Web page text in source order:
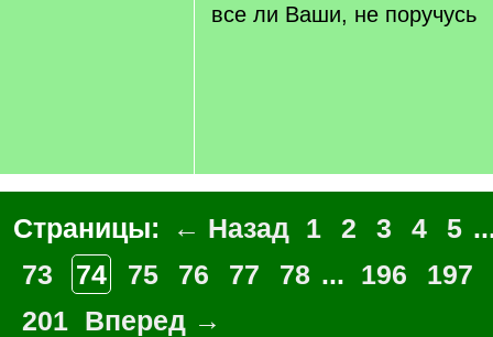
все ли Ваши, не поручусь
Страницы: ← Назад 1 2 3 4 5
73
74 75 76 77 78 ... 196
197
201 Вперед →